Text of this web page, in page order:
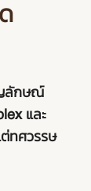
ลักษณ์
และ
ทศวรรษ